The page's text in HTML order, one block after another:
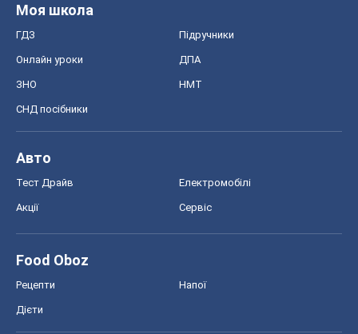
Моя школа
ГДЗ Підручники
Онлайн уроки ДПА
ЗНО НМТ
СНД посібники
Авто
Тест Драйв Електромобілі
Акції Сервіс
Food Oboz
Рецепти Напої
Дієти